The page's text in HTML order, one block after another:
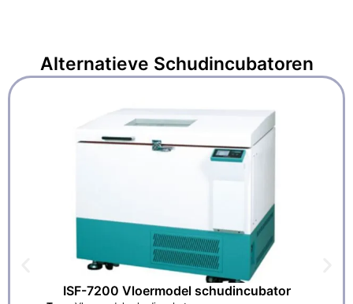
Alternatieve Schudincubatoren
ISF-7200 Vloermodel schudincubator